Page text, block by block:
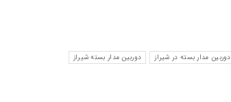
دوربین مدار بسته در شیراز دوربین مدار بسته شیراز